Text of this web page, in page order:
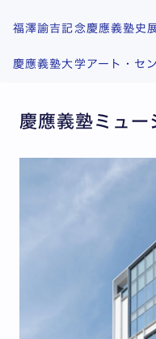
福澤諭吉記念慶應義塾史
慶應義塾大学アート・セ
慶應義塾ミュー